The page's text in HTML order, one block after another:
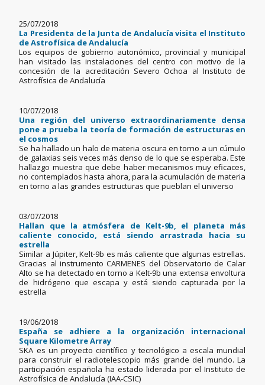
25/07/2018
La Presidenta de la Junta de Andalucía visita el Instituto
de Astrofísica de Andalucía
Los equipos de gobierno autonómico, provincial y municipal
han visitado las instalaciones del centro con motivo de la
concesión de la acreditación Severo Ochoa al Instituto de
Astrofísica de Andalucía
10/07/2018
Una región del universo extraordinariamente densa
pone a prueba la teoría de formación de estructuras en
el cosmos
Se ha hallado un halo de materia oscura en torno a un cúmulo
de galaxias seis veces más denso de lo que se esperaba. Este
hallazgo muestra que debe haber mecanismos muy eficaces,
no contemplados hasta ahora, para la acumulación de materia
en torno a las grandes estructuras que pueblan el universo
03/07/2018
Hallan que la atmósfera de Kelt-9b, el planeta más
caliente conocido, está siendo arrastrada hacia su
estrella
Similar a Júpiter, Kelt-9b es más caliente que algunas estrellas.
Gracias al instrumento CARMENES del Observatorio de Calar
Alto se ha detectado en torno a Kelt-9b una extensa envoltura
de hidrógeno que escapa y está siendo capturada por la
estrella
19/06/2018
España se adhiere a la organización internacional
Square Kilometre Array
SKA es un proyecto científico y tecnológico a escala mundial
para construir el radiotelescopio más grande del mundo. La
participación española ha estado liderada por el Instituto de
Astrofísica de Andalucía (IAA-CSIC)